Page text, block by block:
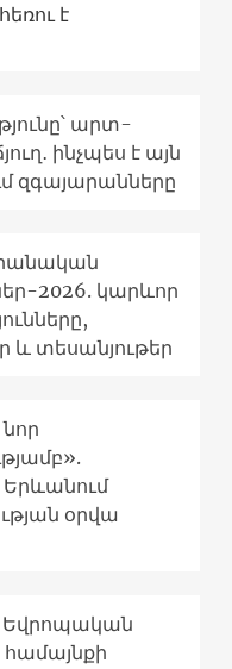
է
արտ-
ինչպես է այն
զգայարանները
2026. կարևոր
և տեսանյութեր
օրվա
Եվրոպական